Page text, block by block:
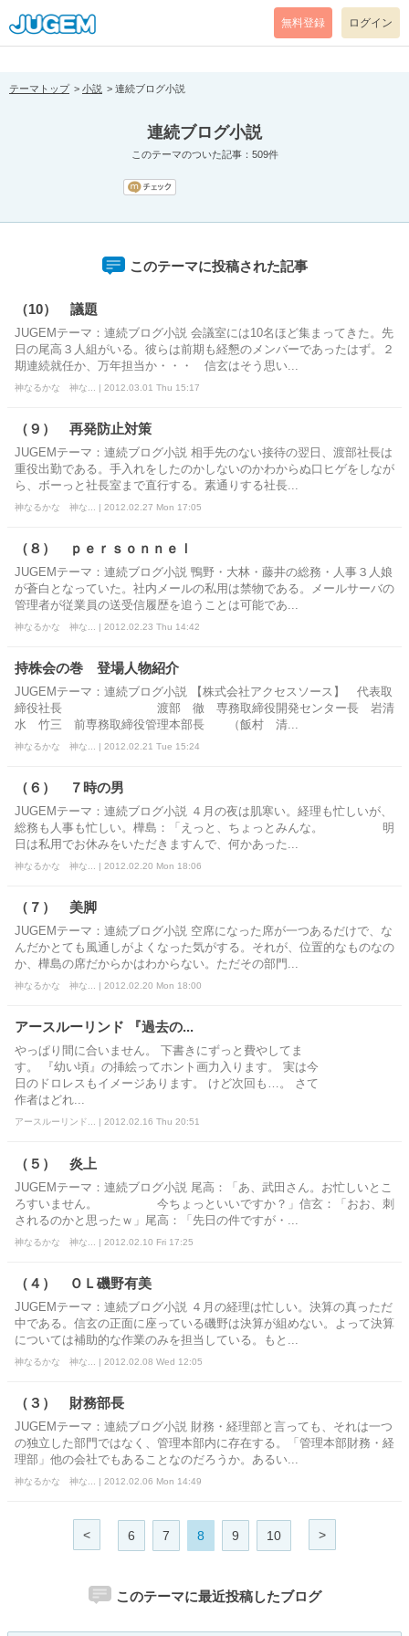
[pear_error: message="Success" code=0 mode=return level=notice
prefix="" info=""]
無料登録 ログイン
テーマトップ 小説 連続ブログ小説
連続ブログ小説
このテーマのついた記事：509件
このテーマに投稿された記事
（10） 議題
JUGEMテーマ：連続ブログ小説 会議室には10名ほど集まってきた。先
日の尾高３人組がいる。彼らは前期も経懇のメンバーであったはず。２
期連続就任か、万年担当か・・・ 信玄はそう思い...
神なるかな 神な... | 2012.03.01 Thu 15:17
（９） 再発防止対策
JUGEMテーマ：連続ブログ小説 相手先のない接待の翌日、渡部社長は
重役出勤である。手入れをしたのかしないのかわからぬ口ヒゲをしなが
ら、ボーっと社長室まで直行する。素通りする社長...
神なるかな 神な... | 2012.02.27 Mon 17:05
（８） ｐｅｒｓｏｎｎｅｌ
JUGEMテーマ：連続ブログ小説 鴨野・大林・藤井の総務・人事３人娘
が蒼白となっていた。社内メールの私用は禁物である。メールサーバの
管理者が従業員の送受信履歴を追うことは可能であ...
神なるかな 神な... | 2012.02.23 Thu 14:42
持株会の巻 登場人物紹介
JUGEMテーマ：連続ブログ小説 【株式会社アクセスソース】 代表取
締役社長 渡部 徹 専務取締役開発センター長 岩清
水 竹三 前専務取締役管理本部長 （飯村 清...
神なるかな 神な... | 2012.02.21 Tue 15:24
（６） ７時の男
JUGEMテーマ：連続ブログ小説 ４月の夜は肌寒い。経理も忙しいが、
総務も人事も忙しい。樺島：「えっと、ちょっとみんな。 明
日は私用でお休みをいただきますんで、何かあった...
神なるかな 神な... | 2012.02.20 Mon 18:06
（７） 美脚
JUGEMテーマ：連続ブログ小説 空席になった席が一つあるだけで、な
んだかとても風通しがよくなった気がする。それが、位置的なものなの
か、樺島の席だからかはわからない。ただその部門...
神なるかな 神な... | 2012.02.20 Mon 18:00
アースルーリンド 『過去の...
やっぱり間に合いません。 下書きにずっと費やしてま
す。 『幼い頃』の挿絵ってホント画力入ります。 実は今
日のドロレスもイメージあります。 けど次回も…。 さて
作者はどれ...
アースルーリンド... | 2012.02.16 Thu 20:51
（５） 炎上
JUGEMテーマ：連続ブログ小説 尾高：「あ、武田さん。お忙しいとこ
ろすいません。 今ちょっといいですか？」信玄：「おお、刺
されるのかと思ったｗ」尾高：「先日の件ですが・...
神なるかな 神な... | 2012.02.10 Fri 17:25
（４） ＯＬ磯野有美
JUGEMテーマ：連続ブログ小説 ４月の経理は忙しい。決算の真っただ
中である。信玄の正面に座っている磯野は決算が組めない。よって決算
については補助的な作業のみを担当している。もと...
神なるかな 神な... | 2012.02.08 Wed 12:05
（３） 財務部長
JUGEMテーマ：連続ブログ小説 財務・経理部と言っても、それは一つ
の独立した部門ではなく、管理本部内に存在する。「管理本部財務・経
理部」他の会社でもあることなのだろうか。あるい...
神なるかな 神な... | 2012.02.06 Mon 14:49
< 6 7 8 9 10 >
このテーマに最近投稿したブログ